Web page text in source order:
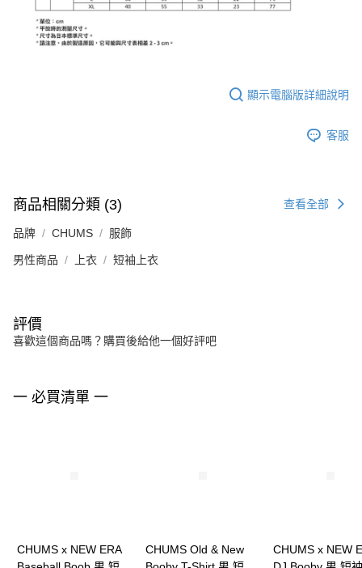
顯示電腦版詳細說明
客服
商品相關分類 (3) 查看全部
品牌 CHUMS 服飾
男性商品 上衣 短袖上衣
評價
喜歡這個商品嗎？購買後給他一個好評吧
一 必買清單 一
CHUMS x NEW ERA
CHUMS Old & New
CHUMS x NEW